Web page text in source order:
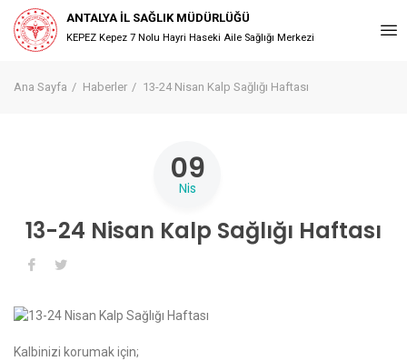
ANTALYA İL SAĞLIK MÜDÜRLÜĞÜ
KEPEZ Kepez 7 Nolu Hayri Haseki Aile Sağlığı Merkezi
Ana Sayfa Haberler 13-24 Nisan Kalp Sağlığı Haftası
09
Nis
13-24 Nisan Kalp Sağlığı Haftası
Kalbinizi korumak için;